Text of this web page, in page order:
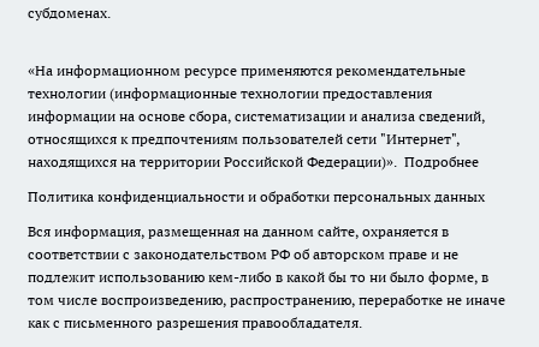
субдоменах.
«На информационном ресурсе применяются рекомендательные
технологии (информационные технологии предоставления
информации на основе сбора, систематизации и анализа сведений,
относящихся к предпочтениям пользователей сети "Интернет",
находящихся на территории Российской Федерации)». Подробнее
Политика конфиденциальности и обработки персональных данных
Вся информация, размещенная на данном сайте, охраняется в
соответствии с законодательством РФ об авторском праве и не
подлежит использованию кем-либо в какой бы то ни было форме, в
том числе воспроизведению, распространению, переработке не иначе
как с письменного разрешения правообладателя.